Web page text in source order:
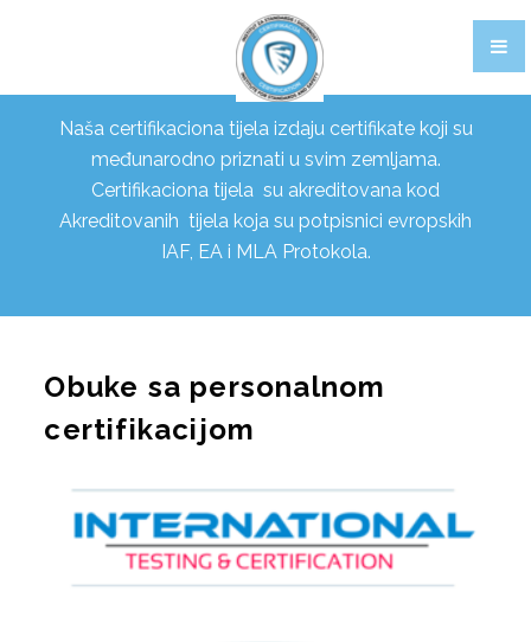
Naša certifikaciona tijela izdaju certifikate koji su
međunarodno priznati u svim zemljama.
Certifikaciona tijela su akreditovana kod
Akreditovanih tijela koja su potpisnici evropskih
IAF, EA i MLA Protokola.
Obuke sa personalnom
certifikacijom
CERTIFIKACIJA PROIZVODA
OBUKE
FOOD STANDARDI
BRCGS AGENTI I POSREDNICI, IZDANJE 3
NABAVLJANJE CERTIFIKATA, IZDANJE 2.1
BRCGS STANDARD ZA MATERIJALE ZA AMBALAŽU,